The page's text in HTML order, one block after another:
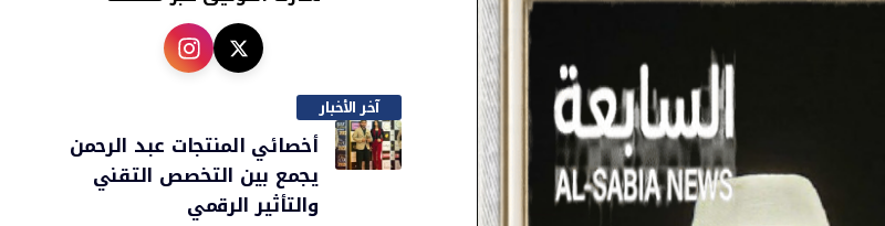
آخر الأخبار
أخصائي المنتجات عبد الرحمن
يجمع بين التخصص التقني
والتأثير الرقمي